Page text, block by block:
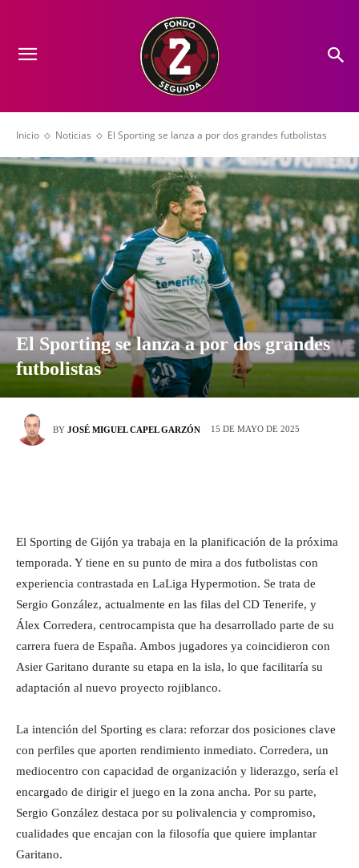
Inicio Noticias El Sporting se lanza a por dos grandes futbolistas
El Sporting se lanza a por dos grandes
futbolistas
BY JOSÉ MIGUEL CAPEL GARZÓN 15 DE MAYO DE 2025
El Sporting de Gijón ya trabaja en la planificación de la próxima
temporada. Y tiene en su punto de mira a dos futbolistas con
experiencia contrastada en LaLiga Hypermotion. Se trata de
Sergio González, actualmente en las filas del CD Tenerife, y
Álex Corredera, centrocampista que ha desarrollado parte de su
carrera fuera de España. Ambos jugadores ya coincidieron con
Asier Garitano durante su etapa en la isla, lo que facilitaría su
adaptación al nuevo proyecto rojiblanco.
La intención del Sporting es clara: reforzar dos posiciones clave
con perfiles que aporten rendimiento inmediato. Corredera, un
mediocentro con capacidad de organización y liderazgo, sería el
encargado de dirigir el juego en la zona ancha. Por su parte,
Sergio González destaca por su polivalencia y compromiso,
cualidades que encajan con la filosofía que quiere implantar
Garitano.